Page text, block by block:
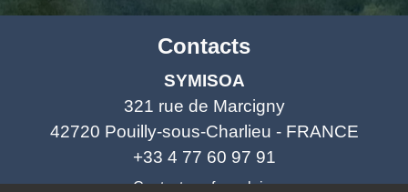
Contacts
SYMISOA
321 rue de Marcigny
42720 Pouilly-sous-Charlieu - FRANCE
+33 4 77 60 97 91
Contact par formulaire